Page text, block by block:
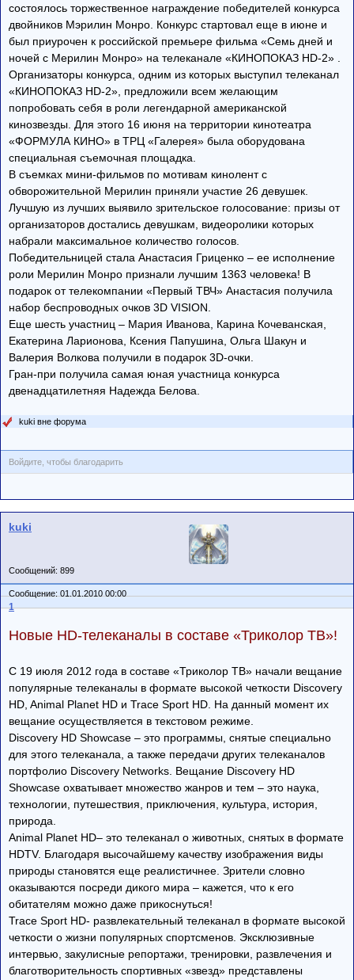
состоялось торжественное награждение победителей конкурса
двойников Мэрилин Монро. Конкурс стартовал еще в июне и
был приурочен к российской премьере фильма «Семь дней и
ночей с Мерилин Монро» на телеканале «КИНОПОКАЗ HD-2» .
Организаторы конкурса, одним из которых выступил телеканал
«КИНОПОКАЗ HD-2», предложили всем желающим
попробовать себя в роли легендарной американской
кинозвезды. Для этого 16 июня на территории кинотеатра
«ФОРМУЛА КИНО» в ТРЦ «Галерея» была оборудована
специальная съемочная площадка.
В съемках мини-фильмов по мотивам кинолент с
обворожительной Мерилин приняли участие 26 девушек.
Лучшую из лучших выявило зрительское голосование: призы от
организаторов достались девушкам, видеоролики которых
набрали максимальное количество голосов.
Победительницей стала Анастасия Гриценко – ее исполнение
роли Мерилин Монро признали лучшим 1363 человека! В
подарок от телекомпании «Первый ТВЧ» Анастасия получила
набор беспроводных очков 3D VISION.
Еще шесть участниц – Мария Иванова, Карина Кочеванская,
Екатерина Ларионова, Ксения Папушина, Ольга Шакун и
Валерия Волкова получили в подарок 3D-очки.
Гран-при получила самая юная участница конкурса
двенадцатилетняя Надежда Белова.
kuki вне форума
Войдите, чтобы благодарить
kuki
Сообщений: 899
Сообщение: 01.01.2010 00:00
1
Новые HD-телеканалы в составе «Триколор ТВ»!
С 19 июля 2012 года в составе «Триколор ТВ» начали вещание
популярные телеканалы в формате высокой четкости Discovery
HD, Animal Planet HD и Trace Sport HD. На данный момент их
вещание осуществляется в текстовом режиме.
Discovery HD Showcase – это программы, снятые специально
для этого телеканала, а также передачи других телеканалов
портфолио Discovery Networks. Вещание Discovery HD
Showcase охватывает множество жанров и тем – это наука,
технологии, путешествия, приключения, культура, история,
природа.
Animal Planet HD– это телеканал о животных, снятых в формате
HDTV. Благодаря высочайшему качеству изображения виды
природы становятся еще реалистичнее. Зрители словно
оказываются посреди дикого мира – кажется, что к его
обитателям можно даже прикоснуться!
Trace Sport HD- развлекательный телеканал в формате высокой
четкости о жизни популярных спортсменов. Эксклюзивные
интервью, закулисные репортажи, тренировки, развлечения и
благотворительность спортивных «звезд» представлены